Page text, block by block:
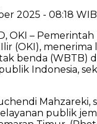
2025 - 08:18 WIB
OKI –
(OKI), menerima
benda (WBTB)
Indonesia,